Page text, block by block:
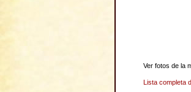
Ver fotos de la
Lista completa